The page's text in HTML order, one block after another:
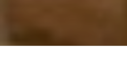
+39 339 7155611